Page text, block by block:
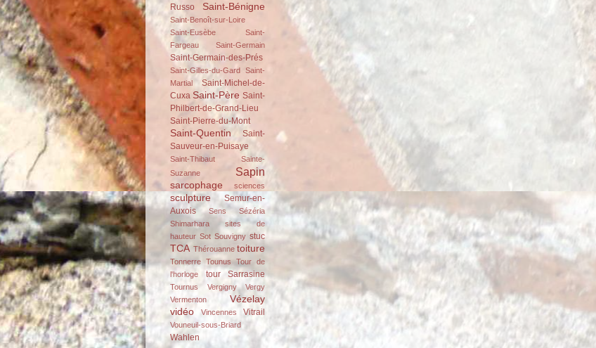
Russo Saint-Bénigne
Saint-Benoît-sur-Loire
Saint-Eusèbe
Saint-
Fargeau
Saint-Germain
Saint-Germain-des-Prés
Saint-Gilles-du-Gard Saint-
Martial
Saint-Michel-de-
Cuxa Saint-Père Saint-
Philbert-de-Grand-Lieu
Saint-Pierre-du-Mont
Saint-Quentin
Saint-
Sauveur-en-Puisaye
Saint-Thibaut
Sainte-
Suzanne
Sapin
sarcophage sciences
sculpture
Semur-en-
Auxois
Sens
Sézéria
Shimarhara
sites de
hauteur Sot Souvigny stuc
TCA Thérouanne toiture
Tonnerre Tounus Tour de
l'horloge
tour Sarrasine
Tournus Vergigny
Vergy
Vermenton
Vézelay
vidéo
Vincennes Vitrail
Vouneuil-sous-Briard
Wahlen